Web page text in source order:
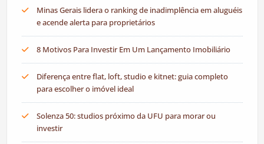
Minas Gerais lidera o ranking de inadimplência em aluguéis
e acende alerta para proprietários
8 Motivos Para Investir Em Um Lançamento Imobiliário
Diferença entre flat, loft, studio e kitnet: guia completo
para escolher o imóvel ideal
Solenza 50: studios próximo da UFU para morar ou
investir